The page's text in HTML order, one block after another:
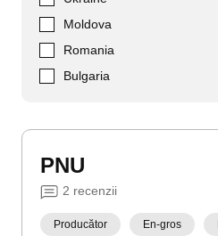
Moldova
Romania
Bulgaria
PNU
2 recenzii
Producător En-gros